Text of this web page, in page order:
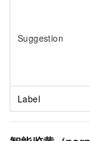
Suggestion
Label